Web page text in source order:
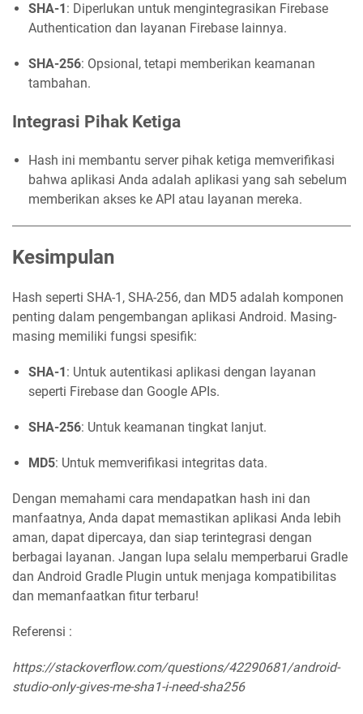
SHA-1 : Diperlukan untuk mengintegrasikan Firebase
Authentication dan layanan Firebase lainnya.
SHA-256: Opsional, tetapi memberikan keamanan
tambahan.
Integrasi Pihak Ketiga
Hash ini membantu server pihak ketiga memverifikasi
bahwa aplikasi Anda adalah aplikasi yang sah sebelum
memberikan akses ke API atau layanan mereka.
Kesimpulan
Hash seperti SHA-1, SHA-256, dan MD5 adalah komponen
penting dalam pengembangan aplikasi Android. Masing-
masing memiliki fungsi spesifik:
SHA-1 : Untuk autentikasi aplikasi dengan layanan
seperti Firebase dan Google APIs.
SHA-256: Untuk keamanan tingkat lanjut.
MD5: Untuk memverifikasi integritas data.
Dengan memahami cara mendapatkan hash ini dan
manfaatnya, Anda dapat memastikan aplikasi Anda lebih
aman, dapat dipercaya, dan siap terintegrasi dengan
berbagai layanan. Jangan lupa selalu memperbarui Gradle
dan Android Gradle Plugin untuk menjaga kompatibilitas
dan memanfaatkan fitur terbaru!
Referensi :
https://stackoverflow.com/questions/42290681/android-
studio-only-gives-me-sha1-i-need-sha256